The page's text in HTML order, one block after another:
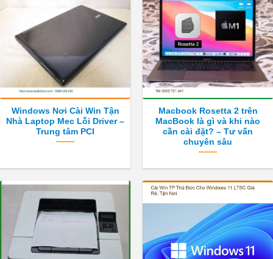
Windows Nơi Cài Win Tận
Nhà Laptop Mec Lỗi Driver –
Trung tâm PCI
Macbook Rosetta 2 trên
MacBook là gì và khi nào
cần cài đặt? – Tư vấn
chuyên sâu